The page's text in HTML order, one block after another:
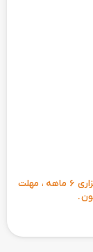
دارای گارانتی سخت افزاری 1 ماهه ، دارای گارانتی نرم افزاری 6 ماهه ، مهلت